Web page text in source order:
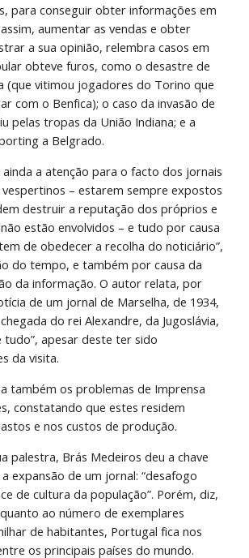
para conseguir obter informações em
aumentar as vendas e obter
a sua opinião, relembra casos em
obteve furos, como o desastre de
(que vitimou jogadores do Torino que
com o Benfica); o caso da invasão de
pelas tropas da União Indiana; e a
a Belgrado.
a atenção para o facto dos jornais
vespertinos – estarem sempre expostos
destruir a reputação dos próprios e
estão envolvidos – e tudo por causa
de obedecer a recolha do noticiário”,
do tempo, e também por causa da
da informação. O autor relata, por
de um jornal de Marselha, de 1934,
do rei Alexandre, da Jugoslávia,
tudo”, apesar deste ter sido
da visita.
também os problemas de Imprensa
constatando que estes residem
e nos custos de produção.
palestra, Brás Medeiros deu a chave
expansão de um jornal: “desafogo
de cultura da população”. Porém, diz,
ao número de exemplares
de habitantes, Portugal fica nos
os principais países do mundo.